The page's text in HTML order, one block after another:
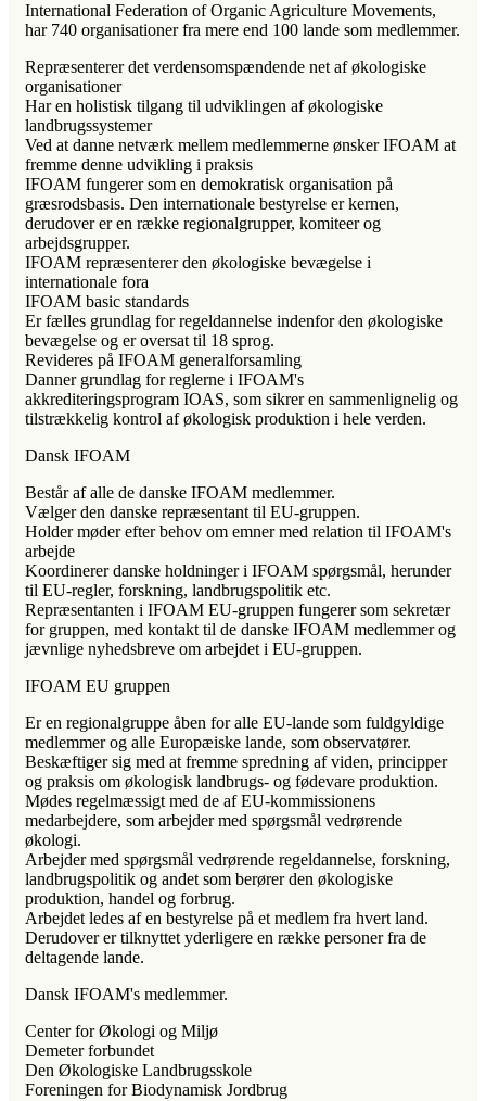
International Federation of Organic Agriculture Movements,
har 740 organisationer fra mere end 100 lande som medlemmer.
Repræsenterer det verdensomspændende net af økologiske
organisationer
Har en holistisk tilgang til udviklingen af økologiske
landbrugssystemer
Ved at danne netværk mellem medlemmerne ønsker IFOAM at
fremme denne udvikling i praksis
IFOAM fungerer som en demokratisk organisation på
græsrodsbasis. Den internationale bestyrelse er kernen,
derudover er en række regionalgrupper, komiteer og
arbejdsgrupper.
IFOAM repræsenterer den økologiske bevægelse i
internationale fora
IFOAM basic standards
Er fælles grundlag for regeldannelse indenfor den økologiske
bevægelse og er oversat til 18 sprog.
Revideres på IFOAM generalforsamling
Danner grundlag for reglerne i IFOAM's
akkrediteringsprogram IOAS, som sikrer en sammenlignelig og
tilstrækkelig kontrol af økologisk produktion i hele verden.
Dansk IFOAM
Består af alle de danske IFOAM medlemmer.
Vælger den danske repræsentant til EU-gruppen.
Holder møder efter behov om emner med relation til IFOAM's
arbejde
Koordinerer danske holdninger i IFOAM spørgsmål, herunder
til EU-regler, forskning, landbrugspolitik etc.
Repræsentanten i IFOAM EU-gruppen fungerer som sekretær
for gruppen, med kontakt til de danske IFOAM medlemmer og
jævnlige nyhedsbreve om arbejdet i EU-gruppen.
IFOAM EU gruppen
Er en regionalgruppe åben for alle EU-lande som fuldgyldige
medlemmer og alle Europæiske lande, som observatører.
Beskæftiger sig med at fremme spredning af viden, principper
og praksis om økologisk landbrugs- og fødevare produktion.
Mødes regelmæssigt med de af EU-kommissionens
medarbejdere, som arbejder med spørgsmål vedrørende
økologi.
Arbejder med spørgsmål vedrørende regeldannelse, forskning,
landbrugspolitik og andet som berører den økologiske
produktion, handel og forbrug.
Arbejdet ledes af en bestyrelse på et medlem fra hvert land.
Derudover er tilknyttet yderligere en række personer fra de
deltagende lande.
Dansk IFOAM's medlemmer.
Center for Økologi og Miljø
Demeter forbundet
Den Økologiske Landbrugsskole
Foreningen for Biodynamisk Jordbrug